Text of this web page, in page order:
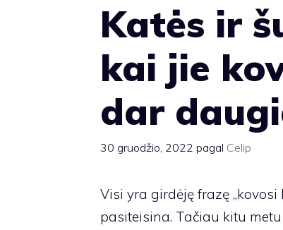
Katės ir
kai jie
dar
30 gruodžio, 2022 pagal Celip
Visi yra girdėję frazę
pasiteisina. Tačiau kitu